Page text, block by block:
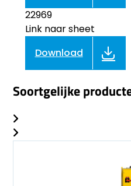
22969
Link naar sheet
Download
Soortgelijke